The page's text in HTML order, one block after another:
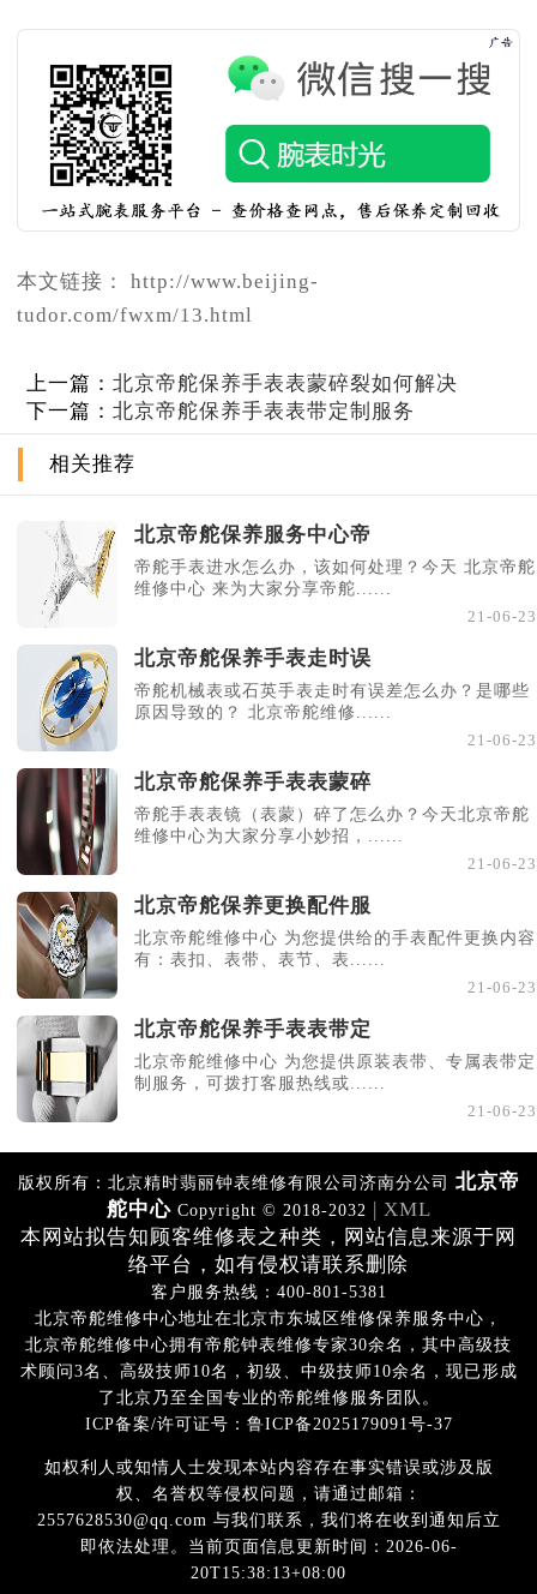
本文链接： http://www.beijing-
tudor.com/fwxm/13.html
上一篇：北京帝舵保养手表表蒙碎裂如何解决
下一篇：北京帝舵保养手表表带定制服务
相关推荐
北京帝舵保养服务中心帝
帝舵手表进水怎么办，该如何处理？今天 北京帝舵
维修中心 来为大家分享帝舵......
21-06-23
北京帝舵保养手表走时误
帝舵机械表或石英手表走时有误差怎么办？是哪些
原因导致的？ 北京帝舵维修......
21-06-23
北京帝舵保养手表表蒙碎
帝舵手表表镜（表蒙）碎了怎么办？今天北京帝舵
维修中心为大家分享小妙招，......
21-06-23
北京帝舵保养更换配件服
北京帝舵维修中心 为您提供给的手表配件更换内容
有：表扣、表带、表节、表......
21-06-23
北京帝舵保养手表表带定
北京帝舵维修中心 为您提供原装表带、专属表带定
制服务，可拨打客服热线或......
21-06-23
版权所有：北京精时翡丽钟表维修有限公司济南分公司 北京帝
舵中心Copyright © 2018-2032 | XML
本网站拟告知顾客维修表之种类，网站信息来源于网
络平台，如有侵权请联系删除
客户服务热线：400-801-5381
北京帝舵维修中心地址在北京市东城区维修保养服务中心，
北京帝舵维修中心拥有帝舵钟表维修专家30余名，其中高级技
术顾问3名、高级技师10名，初级、中级技师10余名，现已形成
了北京乃至全国专业的帝舵维修服务团队。
ICP备案/许可证号：鲁ICP备2025179091号-37
如权利人或知情人士发现本站内容存在事实错误或涉及版
权、名誉权等侵权问题，请通过邮箱：
2557628530@qq.com 与我们联系，我们将在收到通知后立
即依法处理。当前页面信息更新时间：2026-06-
20T15:38:13+08:00